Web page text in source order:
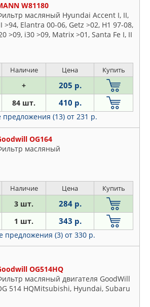
W81180
масляный Hyundai Accent I, II,
>94, Elantra 00-06, Getz >02, H1 97-08,
>09, i30 >09, Matrix >01, Santa Fe I, II
Наличие Цена Купить
+ 205 р.
84 шт. 410 р.
предложения (13) от 231 р.
OG164
масляный
Наличие Цена Купить
3 шт. 284 р.
1 шт. 343 р.
предложения (3) от 330 р.
OG514HQ
масляный двигателя GoodWill
514 HQMitsubishi, Hyundai, Subaru